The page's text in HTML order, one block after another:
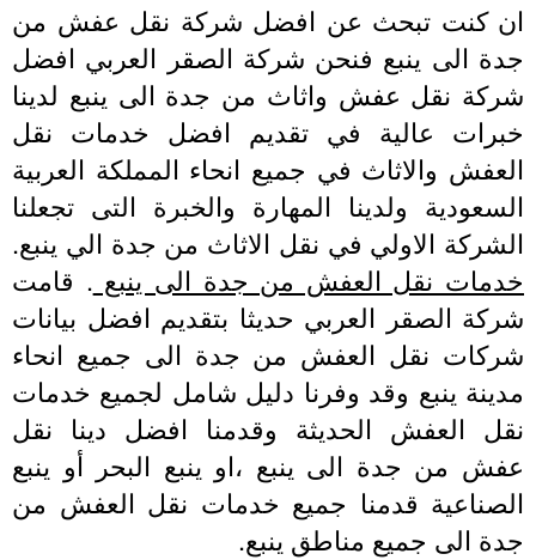
كنت تبحث عن افضل شركة نقل عفش من
الى ينبع فنحن شركة الصقر العربي افضل
نقل عفش واثاث من جدة الى ينبع لدينا
عالية في تقديم افضل خدمات نقل
والاثاث في جميع انحاء المملكة العربية
ولدينا المهارة والخبرة التى تجعلنا
الاولي في نقل الاثاث من جدة الي ينبع.
نقل العفش من جدة الى ينبع. قامت
الصقر العربي حديثا بتقديم افضل بيانات
نقل العفش من جدة الى جميع انحاء
ينبع وقد وفرنا دليل شامل لجميع خدمات
العفش الحديثة وقدمنا افضل دينا نقل
من جدة الى ينبع ،او ينبع البحر أو ينبع
قدمنا جميع خدمات نقل العفش من
الى جميع مناطق ينبع.